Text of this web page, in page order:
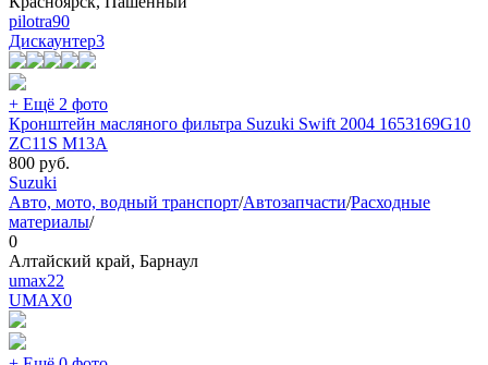
pilotra90
Дискаунтер3
+ Ещё 2 фото
Кронштейн масляного фильтра Suzuki Swift 2004 1653169G10
ZC11S M13A
800 руб.
Suzuki
Авто, мото, водный транспорт/Автозапчасти/Расходные
материалы/
0
Алтайский край, Барнаул
umax22
UMAX0